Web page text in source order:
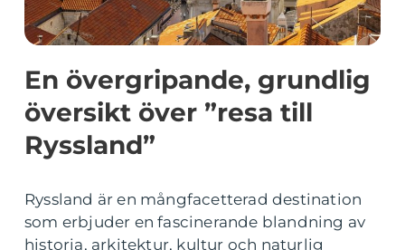
En övergripande, grundlig
översikt över ”resa till
Ryssland”
Ryssland är en mångfacetterad destination
som erbjuder en fascinerande blandning av
historia, arkitektur, kultur och naturlig